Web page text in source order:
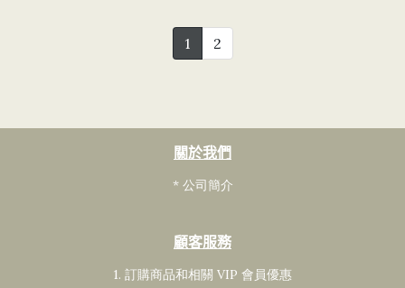
1 2
關於我們
* 公司簡介
顧客服務
1. 訂購商品和相關 VIP 會員優惠